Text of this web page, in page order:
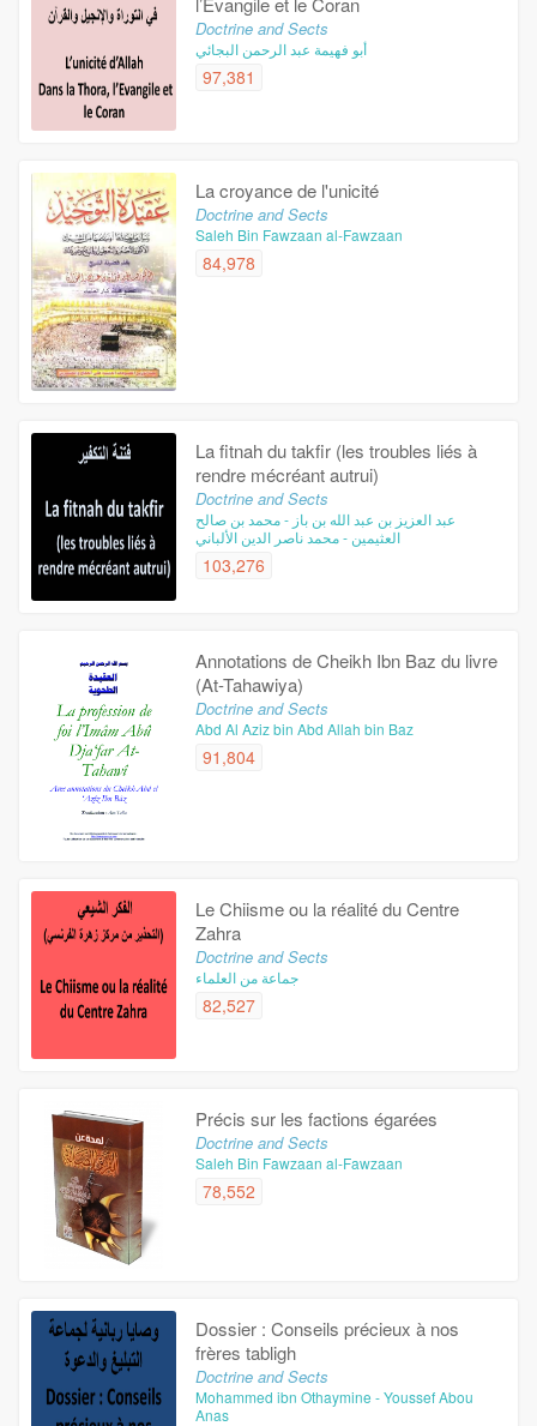
Doctrine and Sects
أبو فهيمة عبد الرحمن البجائي
97,381
La croyance de l'unicité
Doctrine and Sects
Saleh Bin Fawzaan al-Fawzaan
84,978
La fitnah du takfir (les troubles liés à
rendre mécréant autrui)
Doctrine and Sects
عبد العزيز بن عبد الله بن باز - محمد بن صالح
العثيمين - محمد ناصر الدين الألباني
103,276
Annotations de Cheikh Ibn Baz du livre
(At-Tahawiya)
Doctrine and Sects
Abd Al Aziz bin Abd Allah bin Baz
91,804
Le Chiisme ou la réalité du Centre
Zahra
Doctrine and Sects
جماعة من العلماء
82,527
Précis sur les factions égarées
Doctrine and Sects
Saleh Bin Fawzaan al-Fawzaan
78,552
Dossier : Conseils précieux à nos
frères tabligh
Doctrine and Sects
Mohammed ibn Othaymine - Youssef Abou
Anas